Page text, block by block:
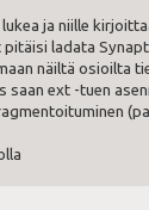
ja niille
ladata
näiltä osioilta
ext -tuen